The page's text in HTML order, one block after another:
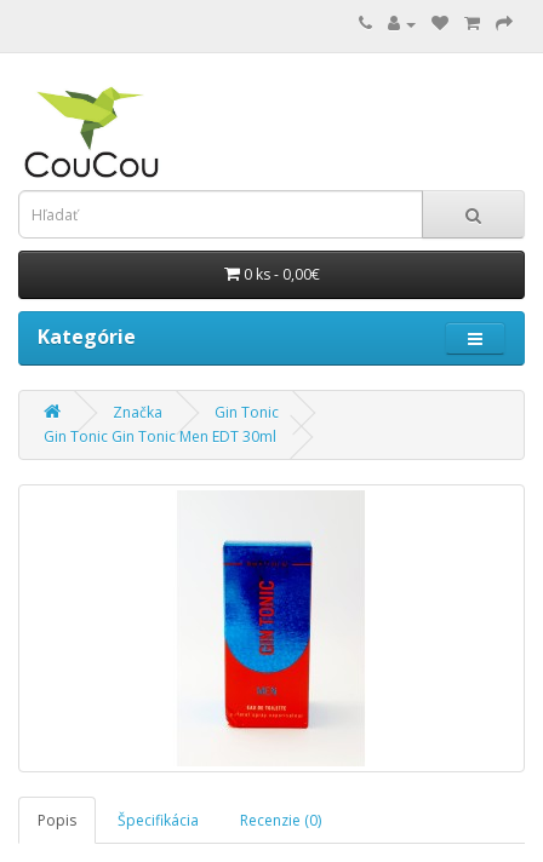
0 ks - 0,00€
Kategórie
Značka
Gin Tonic
Gin Tonic Gin Tonic Men EDT 30ml
Popis Špecifikácia Recenzie (0)